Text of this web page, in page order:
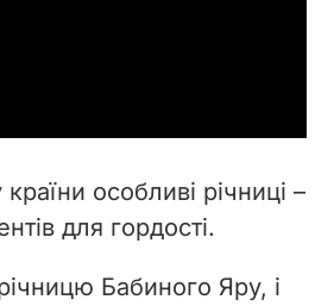
особливі річниці –
для гордості.
Бабиного Яру, і